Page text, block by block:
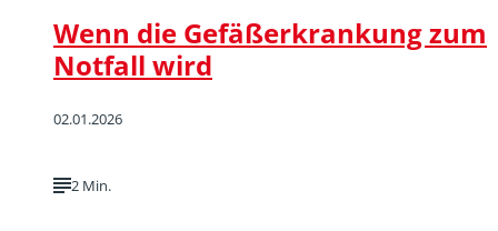
Wenn die Gefäßerkrankung zum
Notfall wird
02.01.2026
2 Min.